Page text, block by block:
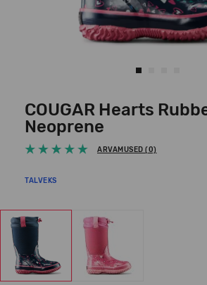
COUGAR Hearts
Neoprene
ARVAMUSED (0)
TALVEKS